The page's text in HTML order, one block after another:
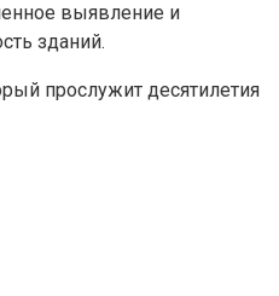
выявление и
зданий.
прослужит десятилетия